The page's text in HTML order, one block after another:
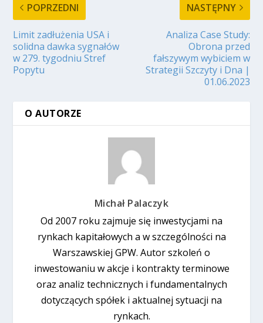
POPRZEDNI
Limit zadłużenia USA i
solidna dawka sygnałów
w 279. tygodniu Stref
Popytu
NASTĘPNY
Analiza Case Study:
Obrona przed
fałszywym wybiciem w
Strategii Szczyty i Dna |
01.06.2023
O AUTORZE
Michał Palaczyk
Od 2007 roku zajmuje się inwestycjami na
rynkach kapitałowych a w szczególności na
Warszawskiej GPW. Autor szkoleń o
inwestowaniu w akcje i kontrakty terminowe
oraz analiz technicznych i fundamentalnych
dotyczących spółek i aktualnej sytuacji na
rynkach.